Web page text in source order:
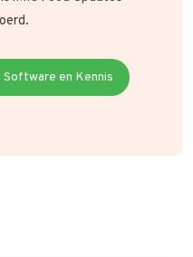
en Kennis